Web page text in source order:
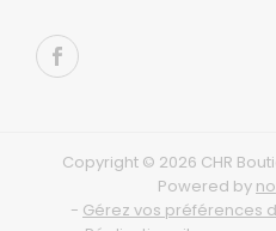
Copyright © 2026 CHR
Powered by
- Gérez vos préférences